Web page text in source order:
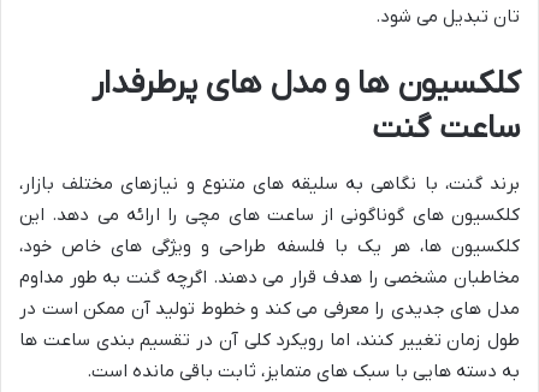
تان تبدیل می شود.
کلکسیون ها و مدل های پرطرفدار
ساعت گنت
برند گنت، با نگاهی به سلیقه های متنوع و نیازهای مختلف بازار،
کلکسیون های گوناگونی از ساعت های مچی را ارائه می دهد. این
کلکسیون ها، هر یک با فلسفه طراحی و ویژگی های خاص خود،
مخاطبان مشخصی را هدف قرار می دهند. اگرچه گنت به طور مداوم
مدل های جدیدی را معرفی می کند و خطوط تولید آن ممکن است در
طول زمان تغییر کنند، اما رویکرد کلی آن در تقسیم بندی ساعت ها
به دسته هایی با سبک های متمایز، ثابت باقی مانده است.